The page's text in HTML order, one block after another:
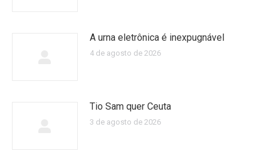
A urna eletrônica é inexpugnável
4 de agosto de 2026
Tio Sam quer Ceuta
3 de agosto de 2026